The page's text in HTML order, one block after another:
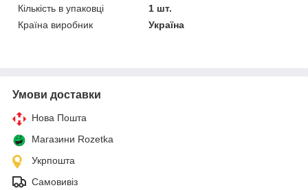
Кількість в упаковці
1 шт.
Країна виробник
Україна
Умови доставки
Нова Пошта
Магазини Rozetka
Укрпошта
Самовивіз